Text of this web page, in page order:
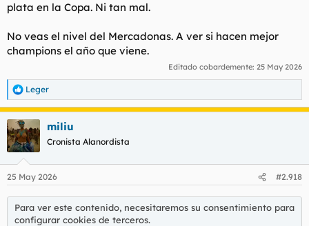
plata en la Copa. Ni tan mal.
No veas el nivel del Mercadonas. A ver si hacen mejor
champions el año que viene.
Editado cobardemente: 25 May 2026
R
e
a
c
c
i
e
Leger
miliu
Cronista Alanordista
25 May 2026 #2.918
Para ver este contenido, necesitaremos su consentimiento para
configurar cookies de terceros.